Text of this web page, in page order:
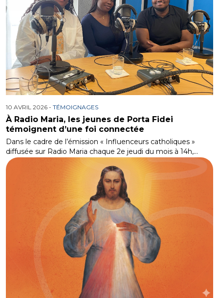
10 AVRIL 2026 - TÉMOIGNAGES
À Radio Maria, les jeunes de Porta Fidei
témoignent d’une foi connectée
Dans le cadre de l’émission « Influenceurs catholiques »
diffusée sur Radio Maria chaque 2e jeudi du mois à 14h,…